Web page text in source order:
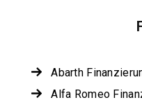
Abarth
Alfa Romeo